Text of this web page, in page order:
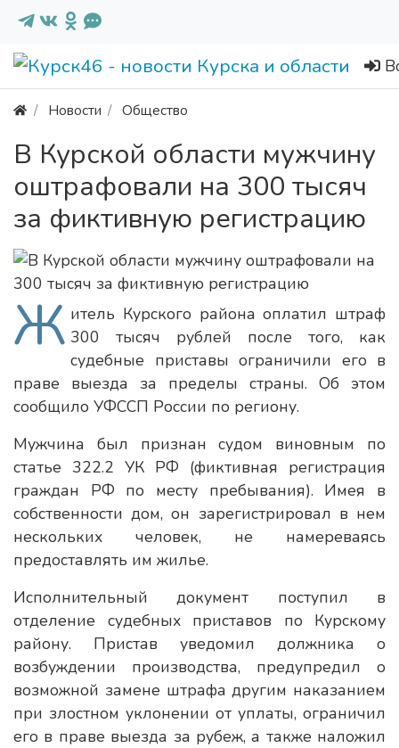
Новости Общество
В Курской области мужчину
оштрафовали на 300 тысяч
за фиктивную регистрацию
Ж итель Курского района оплатил штраф
300 тысяч рублей после того, как
судебные приставы ограничили его в
праве выезда за пределы страны. Об этом
сообщило УФССП России по региону.
Мужчина был признан судом виновным по
статье 322.2 УК РФ (фиктивная регистрация
граждан РФ по месту пребывания). Имея в
собственности дом, он зарегистрировал в нем
нескольких человек, не намереваясь
предоставлять им жилье.
Исполнительный документ поступил в
отделение судебных приставов по Курскому
району. Пристав уведомил должника о
возбуждении производства, предупредил о
возможной замене штрафа другим наказанием
при злостном уклонении от уплаты, ограничил
его в праве выезда за рубеж, а также наложил